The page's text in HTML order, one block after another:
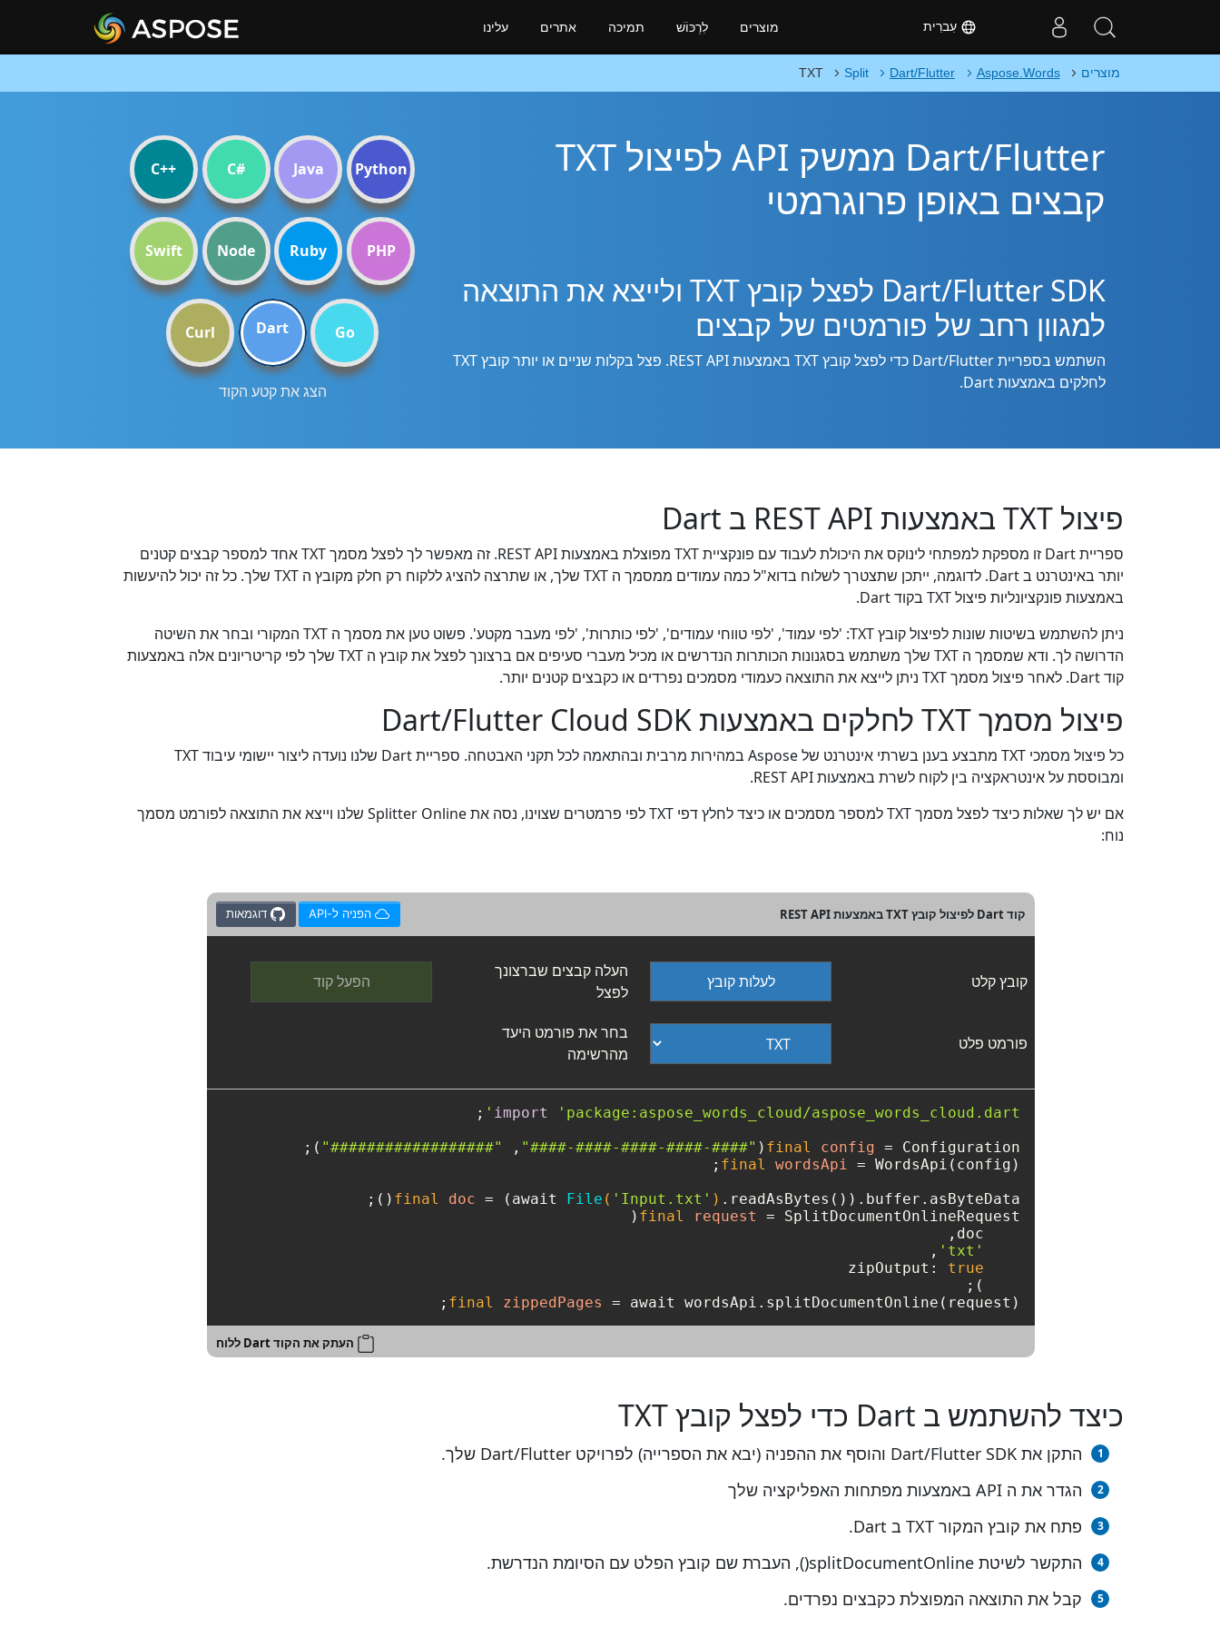
מוצרים Aspose.Words
Dart/Flutter
Split
TXT
Dart/Flutter ממשק API לפיצול TXT
קבצים באופן פרוגרמטי
Dart/Flutter SDK לפצל קובץ TXT ולייצא את התוצאה
למגוון רחב של פורמטים של קבצים
השתמש בספריית Dart/Flutter כדי לפצל קובץ TXT באמצעות REST API. פצל בקלות שניים או יותר קובץ TXT
לחלקים באמצעות Dart.
Python
Java
C#
C++
PHP
Ruby
Node
Swift
Go
Dart
Curl
הצג את קטע הקוד
פיצול TXT באמצעות REST API ב Dart
ספריית Dart זו מספקת למפתחי לינוקס את היכולת לעבוד עם פונקציית TXT מפוצלת באמצעות REST API. זה מאפשר לך לפצל מסמך TXT אחד למספר קבצים קטנים
יותר באינטרנט ב Dart. לדוגמה, ייתכן שתצטרך לשלוח בדוא"ל כמה עמודים ממסמך ה TXT שלך, או שתרצה להציג ללקוח רק חלק מקובץ ה TXT שלך. כל זה יכול להיעשות
באמצעות פונקציונליות פיצול TXT בקוד Dart.
ניתן להשתמש בשיטות שונות לפיצול קובץ TXT: 'לפי עמוד', 'לפי טווחי עמודים', 'לפי כותרות', 'לפי מעבר מקטע'. פשוט טען את מסמך ה TXT המקורי ובחר את השיטה
הדרושה לך. ודא שמסמך ה TXT שלך משתמש בסגנונות הכותרות הנדרשים או מכיל מעברי סעיפים אם ברצונך לפצל את קובץ ה TXT שלך לפי קריטריונים אלה באמצעות
קוד Dart. לאחר פיצול מסמך TXT ניתן לייצא את התוצאה כעמודי מסמכים נפרדים או כקבצים קטנים יותר.
פיצול מסמך TXT לחלקים באמצעות Dart/Flutter Cloud SDK
כל פיצול מסמכי TXT מתבצע בענן בשרתי אינטרנט של Aspose במהירות מרבית ובהתאמה לכל תקני האבטחה. ספריית Dart שלנו נועדה ליצור יישומי עיבוד TXT
ומבוססת על אינטראקציה בין לקוח לשרת באמצעות REST API.
אם יש לך שאלות כיצד לפצל מסמך TXT למספר מסמכים או כיצד לחלץ דפי TXT לפי פרמטרים שצוינו, נסה את Splitter Online שלנו וייצא את התוצאה לפורמט מסמך
נוח:
קוד Dart לפיצול קובץ TXT באמצעות REST API הפניה ל-API דוגמאות
קובץ קלט לעלות קובץ
העלה קבצים שברצונך
לפצל
הפעל קוד
פורמט פלט
בחר את פורמט היעד
מהרשימה
import 'package:aspose_words_cloud/aspose_words_cloud.dart'
final
config = Configuration(
"####-####-####-####-####"
,
"##################"
);
final
wordsApi =
final
doc = (await File ( 'Input.txt' ) .readAsBytes()).buffer.asByteData();
final
request =
'txt'
true
    );
final
zippedPages = await wordsApi.splitDocumentOnline(request);
העתק את הקוד Dart ללוח
כיצד להשתמש ב Dart כדי לפצל קובץ TXT
התקן את Dart/Flutter SDK והוסף את ההפניה (יבא את הספרייה) לפרויקט Dart/Flutter שלך.
הגדר את ה API באמצעות מפתחות האפליקציה שלך
פתח את קובץ המקור TXT ב Dart.
התקשר לשיטת splitDocumentOnline(), העברת שם קובץ הפלט עם הסיומת הנדרשת.
קבל את התוצאה המפוצלת כקבצים נפרדים.
עִברִית מוצרים לִרְכּוֹשׁ תמיכה אתרים עלינו